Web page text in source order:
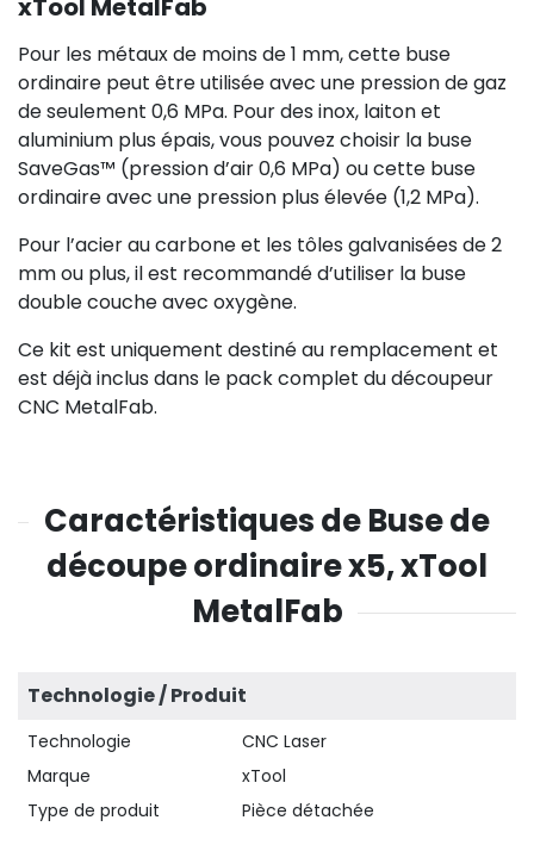
Pour les métaux de moins de 1 mm, cette buse
ordinaire peut être utilisée avec une pression de gaz
de seulement 0,6 MPa. Pour des inox, laiton et
aluminium plus épais, vous pouvez choisir la buse
SaveGas™ (pression d’air 0,6 MPa) ou cette buse
ordinaire avec une pression plus élevée (1,2 MPa).
Pour l’acier au carbone et les tôles galvanisées de 2
mm ou plus, il est recommandé d’utiliser la buse
double couche avec oxygène.
Ce kit est uniquement destiné au remplacement et
est déjà inclus dans le pack complet du découpeur
CNC MetalFab.
Caractéristiques de Buse de
découpe ordinaire x5, xTool
MetalFab
Technologie / Produit
Technologie
CNC Laser
Marque
xTool
Type de produit
Pièce détachée